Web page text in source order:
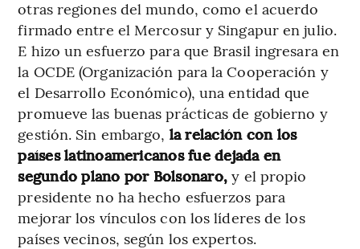
otras regiones del mundo, como el acuerdo
firmado entre el Mercosur y Singapur en julio.
E hizo un esfuerzo para que Brasil ingresara en
la OCDE (Organización para la Cooperación y
el Desarrollo Económico), una entidad que
promueve las buenas prácticas de gobierno y
gestión. Sin embargo, la relación con los
países latinoamericanos fue dejada en
segundo plano por Bolsonaro,y el propio
presidente no ha hecho esfuerzos para
mejorar los vínculos con los líderes de los
países vecinos, según los expertos.